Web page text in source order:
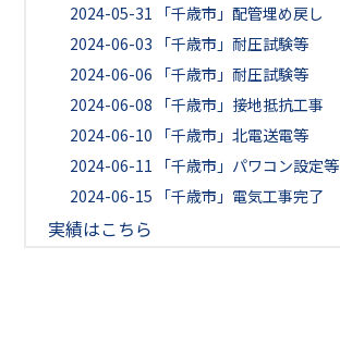
2024-05-31
「千歳市」配管埋め戻し
2024-06-03
「千歳市」耐圧試験等
2024-06-06
「千歳市」耐圧試験等
2024-06-08
「千歳市」接地抵抗工事
2024-06-10
「千歳市」北電送電等
2024-06-11
「千歳市」パワコン設定等
2024-06-15
「千歳市」電気工事完了
実績はこちら